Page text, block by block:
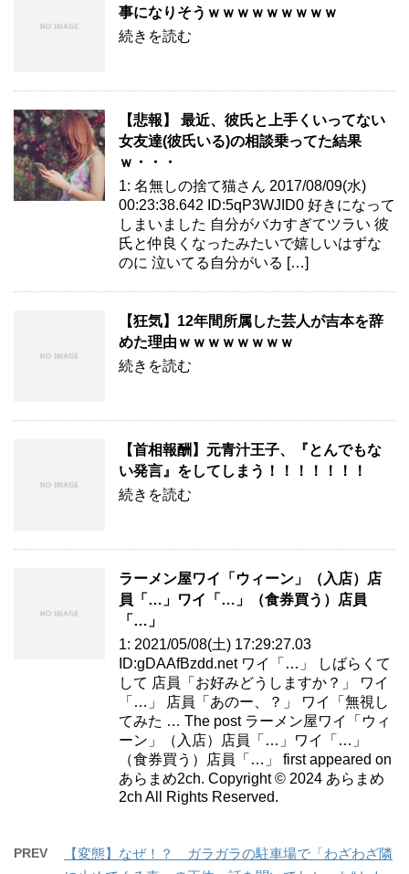
事になりそうｗｗｗｗｗｗｗｗｗ
続きを読む
【悲報】 最近、彼氏と上手くいってない
女友達(彼氏いる)の相談乗ってた結果
ｗ・・・
1: 名無しの捨て猫さん 2017/08/09(水)
00:23:38.642 ID:5qP3WJID0 好きになって
しまいました 自分がバカすぎてツラい 彼
氏と仲良くなったみたいで嬉しいはずな
のに 泣いてる自分がいる […]
【狂気】12年間所属した芸人が吉本を辞
めた理由ｗｗｗｗｗｗｗｗ
続きを読む
【首相報酬】元青汁王子、『とんでもな
い発言』をしてしまう！！！！！！！
続きを読む
ラーメン屋ワイ「ウィーン」（入店）店
員「…」ワイ「…」（食券買う）店員
「…」
1: 2021/05/08(土) 17:29:27.03
ID:gDAAfBzdd.net ワイ「…」 しばらくて
して 店員「お好みどうしますか？」 ワイ
「…」 店員「あのー、？」 ワイ「無視し
てみた … The post ラーメン屋ワイ「ウィ
ーン」（入店）店員「…」ワイ「…」
（食券買う）店員「…」 first appeared on
あらまめ2ch. Copyright © 2024 あらまめ
2ch All Rights Reserved.
PREV
【変態】なぜ！？ ガラガラの駐車場で「わざわざ隣